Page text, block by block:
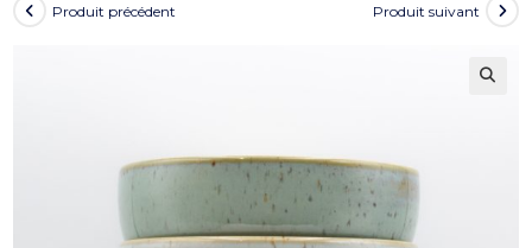
Produit précédent Produit suivant